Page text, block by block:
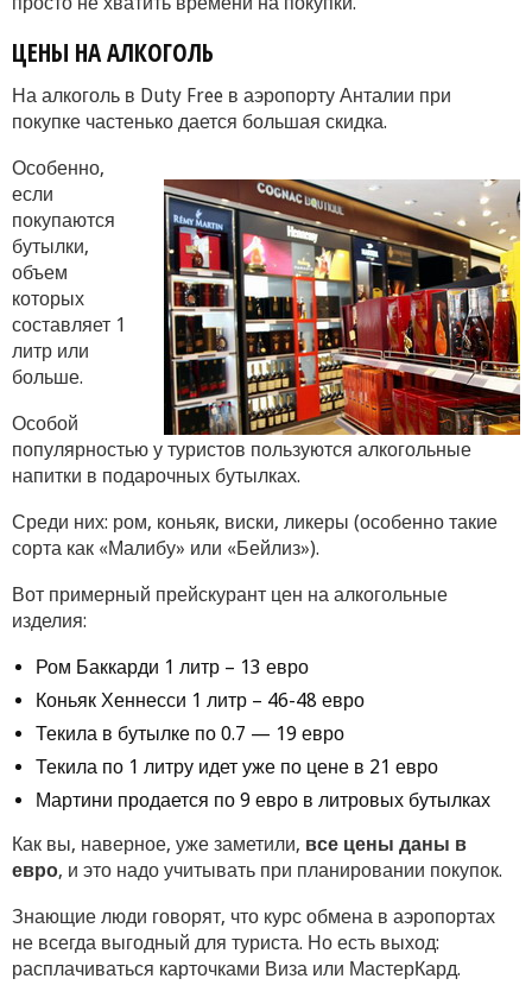
ЦЕНЫ НА АЛКОГОЛЬ
На алкоголь в Duty Free в аэропорту Анталии при
покупке частенько дается большая скидка.
Особенно,
если
покупаются
бутылки,
объем
которых
составляет 1
литр или
больше.
Особой
популярностью у туристов пользуются алкогольные
напитки в подарочных бутылках.
Среди них: ром, коньяк, виски, ликеры (особенно такие
сорта как «Малибу» или «Бейлиз»).
Вот примерный прейскурант цен на алкогольные
изделия:
Ром Баккарди 1 литр – 13 евро
Коньяк Хеннесси 1 литр – 46-48 евро
Текила в бутылке по 0.7 — 19 евро
Текила по 1 литру идет уже по цене в 21 евро
Мартини продается по 9 евро в литровых бутылках
Как вы, наверное, уже заметили, все цены даны в
евро, и это надо учитывать при планировании покупок.
Знающие люди говорят, что курс обмена в аэропортах
не всегда выгодный для туриста. Но есть выход:
расплачиваться карточками Виза или МастерКард.